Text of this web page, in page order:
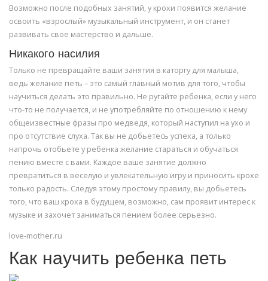
Возможно после подобных занятий, у крохи появится желание
освоить «взрослый» музыкальный инструмент, и он станет
развивать свое мастерство и дальше.
Никакого насилия
Только не превращайте ваши занятия в каторгу для малыша,
ведь желание петь – это самый главный мотив для того, чтобы
научиться делать это правильно. Не ругайте ребенка, если у него
что-то не получается, и не употребляйте по отношению к нему
общеизвестные фразы про медведя, который наступил на ухо и
про отсутствие слуха. Так вы не добьетесь успеха, а только
напрочь отобьете у ребенка желание стараться и обучаться
пению вместе с вами. Каждое ваше занятие должно
превратиться в веселую и увлекательную игру и приносить крохе
только радость. Следуя этому простому правилу, вы добьетесь
того, что ваш кроха в будущем, возможно, сам проявит интерес к
музыке и захочет заниматься пением более серьезно.
love-mother.ru
Как научить ребенка петь